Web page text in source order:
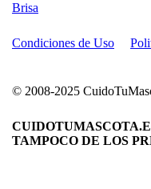
Brisa
Condiciones de Uso
© 2008-2025
TAMPOCO DE LOS